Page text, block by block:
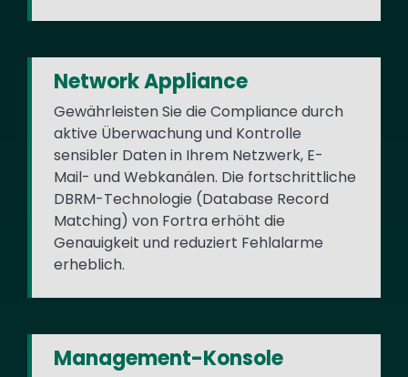
Network Appliance
Gewährleisten Sie die Compliance durch
aktive Überwachung und Kontrolle
sensibler Daten in Ihrem Netzwerk, E-
Mail- und Webkanälen. Die fortschrittliche
DBRM-Technologie (Database Record
Matching) von Fortra erhöht die
Genauigkeit und reduziert Fehlalarme
erheblich.
Management-Konsole